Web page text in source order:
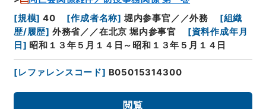
[規模] 40 [作成者名称] 堀内参事官／／外務 [組織
歴/履歴] 外務省／／在北京 堀内参事官 [資料作成年月
日 ] 昭和１３年５月１４日～昭和１３年５月１４日
[レファレンスコード] B05015314300
閲覧